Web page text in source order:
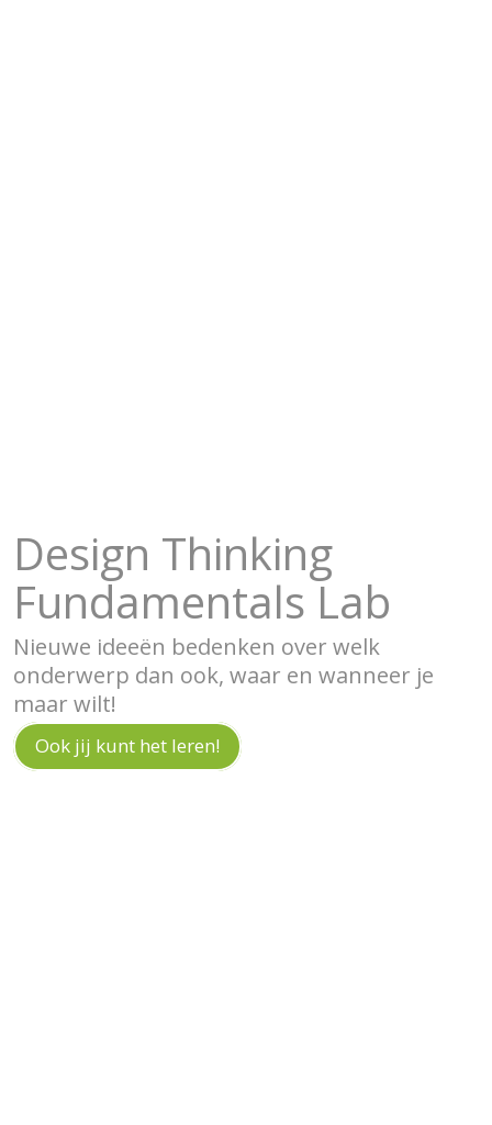
Design Thinking
Fundamentals Lab
Nieuwe ideeën bedenken over welk
onderwerp dan ook, waar en wanneer je
maar wilt!
Ook jij kunt het leren!